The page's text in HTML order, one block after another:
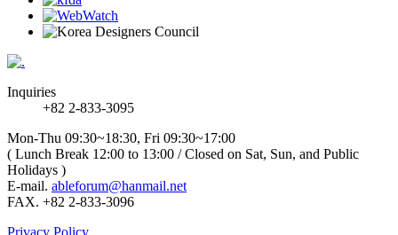
Inquiries
+82 2-833-3095
Mon-Thu 09:30~18:30, Fri 09:30~17:00
( Lunch Break 12:00 to 13:00 / Closed on Sat, Sun, and Public
Holidays )
E-mail. ableforum@hanmail.net
FAX. +82 2-833-3096
Privacy Policy